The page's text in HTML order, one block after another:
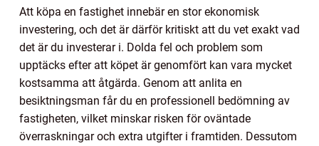
Att köpa en fastighet innebär en stor ekonomisk
investering, och det är därför kritiskt att du vet exakt vad
det är du investerar i. Dolda fel och problem som
upptäcks efter att köpet är genomfört kan vara mycket
kostsamma att åtgärda. Genom att anlita en
besiktningsman får du en professionell bedömning av
fastigheten, vilket minskar risken för oväntade
överraskningar och extra utgifter i framtiden. Dessutom